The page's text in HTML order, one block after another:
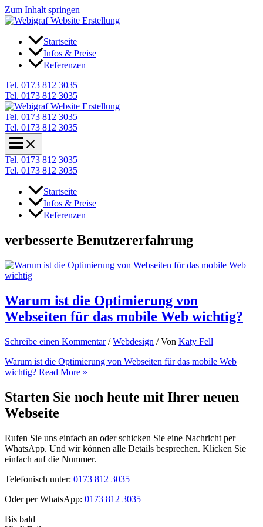
Zum Inhalt springen
Startseite
Infos & Preise
Referenzen
Tel. 0173 812 3035
Tel. 0173 812 3035
Tel. 0173 812 3035
Tel. 0173 812 3035
Tel. 0173 812 3035
Tel. 0173 812 3035
Startseite
Infos & Preise
Referenzen
verbesserte Benutzererfahrung
Warum ist die Optimierung von
Webseiten für das mobile Web wichtig?
Schreibe einen Kommentar /Webdesign / Von Katy Fell
Warum ist die Optimierung von Webseiten für das mobile Web
wichtig? Read More »
Starten Sie noch heute mit Ihrer neuen
Webseite
Rufen Sie uns einfach an oder schicken Sie eine Nachricht per
WhatsApp. Und wir können alle Details besprechen. Klicken Sie
einfach auf die Nummer.
Telefonisch unter: 0173 812 3035
Oder per WhatsApp: 0173 812 3035
Bis bald